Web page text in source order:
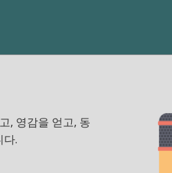
, 영감을 얻고, 동
다.